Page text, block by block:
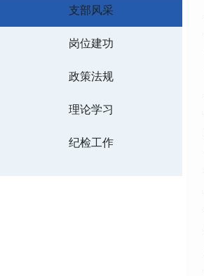
支部风采
岗位建功
政策法规
理论学习
纪检工作